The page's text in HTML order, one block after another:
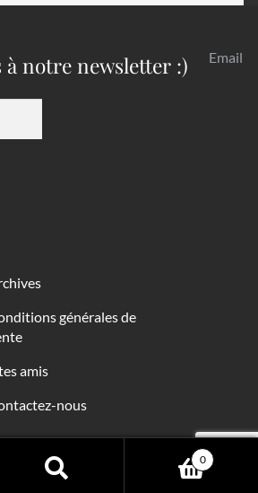
notre newsletter :) Email
générales de
amis
nous
2006 - 2026
Search
0